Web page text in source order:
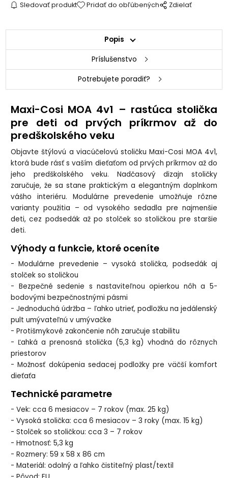
Sledovať produkt Pridať do obľúbených Zdielať
Popis
Príslušenstvo
Potrebujete poradiť?
Maxi-Cosi MOA 4v1 – rastúca stolička
pre deti od prvých príkrmov až do
predškolského veku
Objavte štýlovú a viacúčelovú stoličku Maxi-Cosi MOA 4v1,
ktorá bude rásť s vaším dieťaťom od prvých príkrmov až do
jeho predškolského veku. Nadčasový dizajn stoličky
zaručuje, že sa stane praktickým a elegantným doplnkom
vášho interiéru. Modulárne prevedenie umožňuje rôzne
varianty použitia – od vysokého sedadla pre najmenšie
deti, cez podsedák až po stolček so stoličkou pre staršie
deti.
Výhody a funkcie, ktoré oceníte
- Modulárne prevedenie – vysoká stolička, podsedák aj
stolček so stoličkou
- Bezpečné sedenie s nastaviteľnou opierkou nôh a 5-
bodovými bezpečnostnými pásmi
- Jednoduchá údržba – ľahko utrieť, podložku na jedálenský
pult umývateľnú v umývačke
- Protišmykové zakončenie nôh zaručuje stabilitu
- Ľahká a prenosná stolička (5,3 kg) vhodná do rôznych
priestorov
- Možnosť dokúpenia sedacej podložky pre väčší komfort
dieťaťa
Technické parametre
- Vek: cca 6 mesiacov – 7 rokov (max. 25 kg)
- Vysoká stolička: cca 6 mesiacov – 3 roky (max. 15 kg)
- Stolček so stoličkou: cca 3 – 7 rokov
- Hmotnosť: 5,3 kg
- Rozmery: 59 x 58 x 86 cm
- Materiál: odolný a ľahko čistiteľný plast/textil